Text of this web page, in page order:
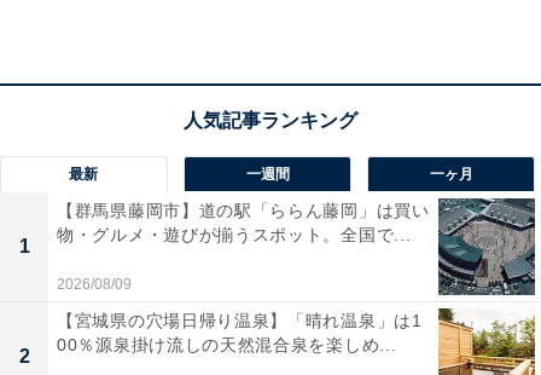
てくるので、住居費を除いた14万円程度が回答者の属性
に近い平均生活費ということになります。
回答者に、実家を出る予定について聞くと「ある」と
し、「結婚予定のため」と回答。
恋愛や結婚については、「ずっと結婚して嫁に行く（実
家を出る）ことが親孝行という考えはありました。ま
た、自分の身につけてきたスキルやメンタリティの問題
最新 一週間 一ヶ月
1
【群馬県藤岡市】道の駅「ららん藤岡」は買い
物・グルメ・遊びが揃うスポット。全国で...
2026/08/09
2
【宮城県の穴場日帰り温泉】「晴れ温泉」は1
00％源泉掛け流しの天然混合泉を楽しめ...